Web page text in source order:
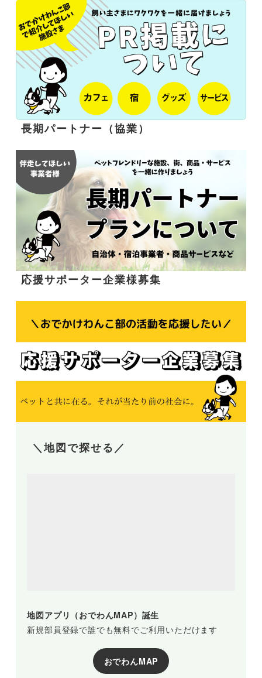
長期パートナー（協業）
応援サポーター企業様募集
＼地図で探せる／
地図アプリ（おでわんMAP）誕生
新規部員登録で誰でも無料でご利用いただけます
おでわんMAP